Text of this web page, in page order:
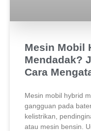
Mesin Mobil
Mendadak?
Cara
Mesin mobil hybrid
gangguan pada
kelistrikan,
atau mesin bensin.